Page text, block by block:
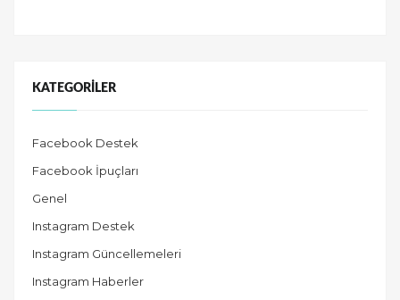
KATEGORILER
Facebook Destek
Facebook İpuçları
Genel
Instagram Destek
Instagram Güncellemeleri
Instagram Haberler